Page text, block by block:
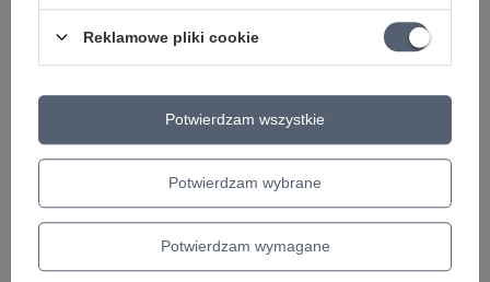
AJJ0030 J/J 30cm
14,98 zł
Najniższa cena z 30 dni przed obniżką:14,98 zł 0%
Kabel instrumentalny SOMMER CABLE
SPIRIT XXL 300-0071 1x0,75 mm Hi-End
(13,99 zł / m)
Najniższa cena z 30 dni przed obniżką:
PROMOCJA
Reklamowe pliki cookie
Potwierdzam wybrane
Potwierdzam wymagane
Potwierdzam wszystkie